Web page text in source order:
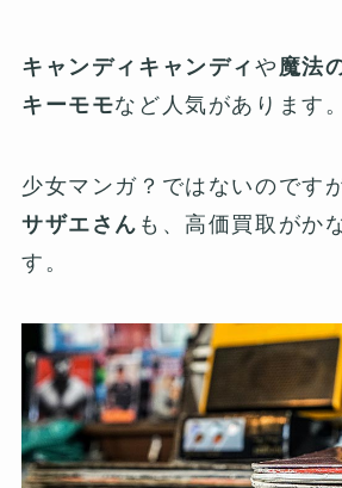
キャンディキャンディや 魔法
キーモモなど人気があります。
少女マンガ？ではないのですが
サザエさん も、高価買取がか
す。